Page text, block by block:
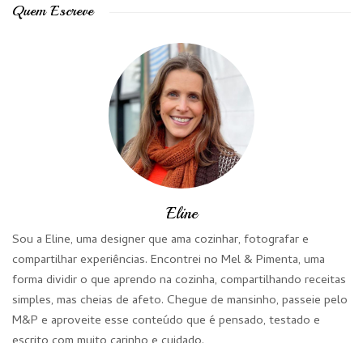
Quem Escreve
Eline
Sou a Eline, uma designer que ama cozinhar, fotografar e
compartilhar experiências. Encontrei no Mel & Pimenta, uma
forma dividir o que aprendo na cozinha, compartilhando receitas
simples, mas cheias de afeto. Chegue de mansinho, passeie pelo
M&P e aproveite esse conteúdo que é pensado, testado e